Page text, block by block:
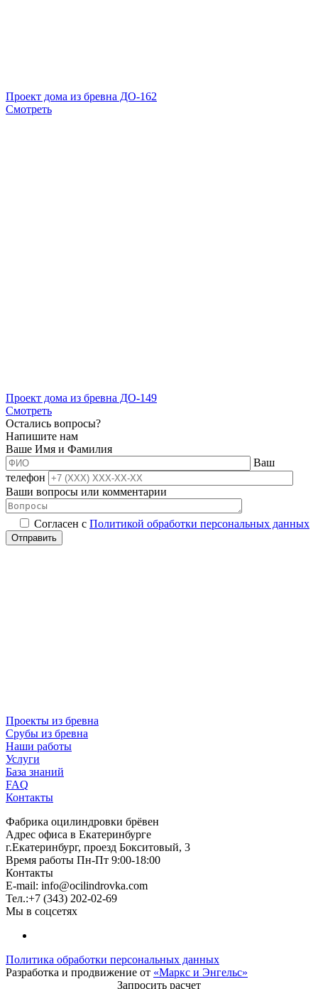
Проект дома из бревна ДО-162
Смотреть
Проект дома из бревна ДО-149
Смотреть
Остались вопросы?
Напишите нам
Ваше Имя и Фамилия
Ваш
телефон
Ваши вопросы или комментарии
Согласен с Политикой обработки персональных данных
Проекты из бревна
Срубы из бревна
Наши работы
Услуги
База знаний
FAQ
Контакты
Фабрика оцилиндровки брёвен
Адрес офиса в Екатеринбурге
г.Екатеринбург, проезд Бокситовый, 3
Время работы Пн-Пт 9:00-18:00
Контакты
E-mail: info@ocilindrovka.com
Тел.:+7 (343) 202-02-69
Мы в соцсетях
Политика обработки персональных данных
Разработка и продвижение от «Маркс и Энгельс»
Запросить расчет